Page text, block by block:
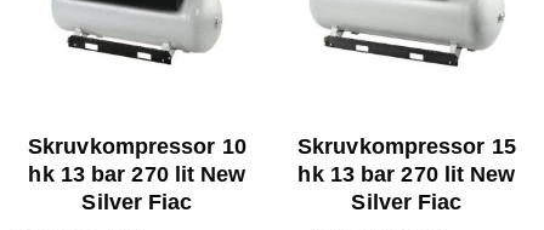
Skruvkompressor 10
hk 13 bar 270 lit New
Silver Fiac
Skruvkompressor 15
hk 13 bar 270 lit New
Silver Fiac